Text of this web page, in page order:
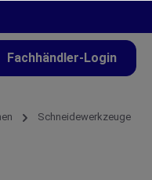
Fachhändler-Login
Schneidewerkzeuge